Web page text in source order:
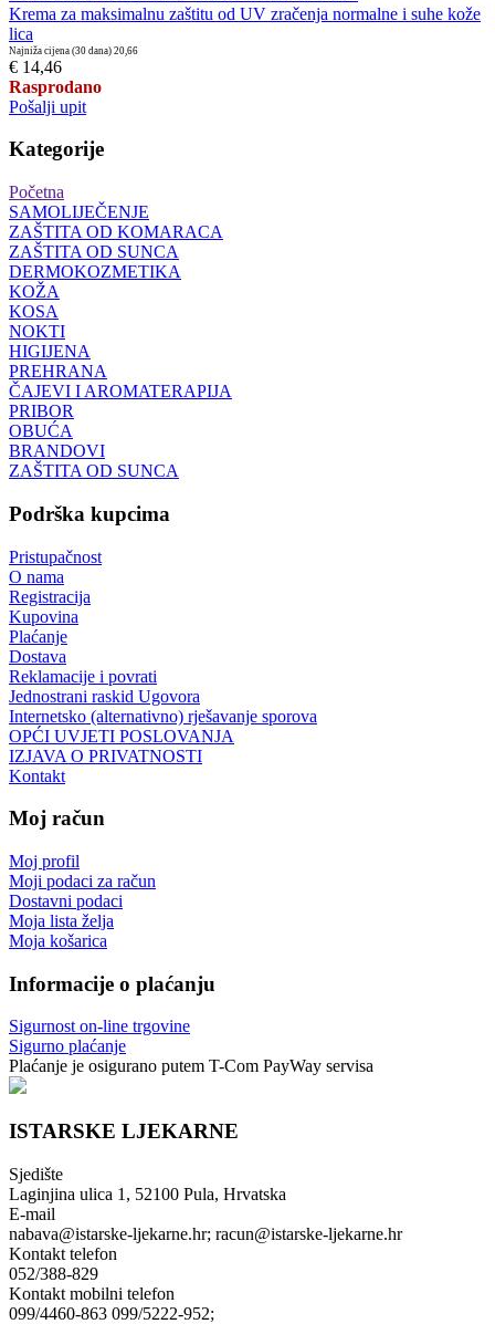
Krema za maksimalnu zaštitu od UV zračenja normalne i suhe kože
lica
Najniža cijena (30 dana) 20,66
€ 14,46
Rasprodano
Pošalji upit
Kategorije
Početna
SAMOLIJEČENJE
ZAŠTITA OD KOMARACA
ZAŠTITA OD SUNCA
DERMOKOZMETIKA
KOŽA
KOSA
NOKTI
HIGIJENA
PREHRANA
ČAJEVI I AROMATERAPIJA
PRIBOR
OBUĆA
BRANDOVI
ZAŠTITA OD SUNCA
Podrška kupcima
Pristupačnost
O nama
Registracija
Kupovina
Plaćanje
Dostava
Reklamacije i povrati
Jednostrani raskid Ugovora
Internetsko (alternativno) rješavanje sporova
OPĆI UVJETI POSLOVANJA
IZJAVA O PRIVATNOSTI
Kontakt
Moj račun
Moj profil
Moji podaci za račun
Dostavni podaci
Moja lista želja
Moja košarica
Informacije o plaćanju
Sigurnost on-line trgovine
Sigurno plaćanje
Plaćanje je osigurano putem T-Com PayWay servisa
ISTARSKE LJEKARNE
Sjedište
Laginjina ulica 1, 52100 Pula, Hrvatska
E-mail
nabava@istarske-ljekarne.hr; racun@istarske-ljekarne.hr
Kontakt telefon
052/388-829
Kontakt mobilni telefon
099/4460-863 099/5222-952;